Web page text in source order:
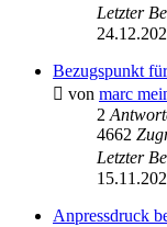
Letzter
Bezugspunkt
von marc
2
4662
Letzter
Anpressdruck